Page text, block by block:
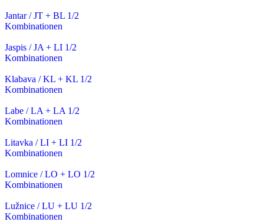
Jantar / JT + BL 1/2
Kombinationen
Jaspis / JA + LI 1/2
Kombinationen
Klabava / KL + KL 1/2
Kombinationen
Labe / LA + LA 1/2
Kombinationen
Litavka / LI + LI 1/2
Kombinationen
Lomnice / LO + LO 1/2
Kombinationen
Lužnice / LU + LU 1/2
Kombinationen